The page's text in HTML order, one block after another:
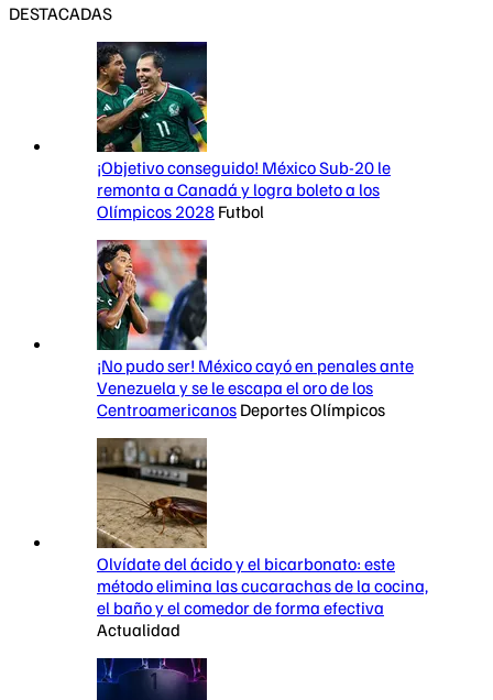
DESTACADAS
¡Objetivo conseguido! México Sub-20 le
remonta a Canadá y logra boleto a los
Olímpicos 2028 Futbol
¡No pudo ser! México cayó en penales ante
Venezuela y se le escapa el oro de los
Centroamericanos Deportes Olímpicos
Olvídate del ácido y el bicarbonato: este
método elimina las cucarachas de la cocina,
el baño y el comedor de forma efectiva
Actualidad